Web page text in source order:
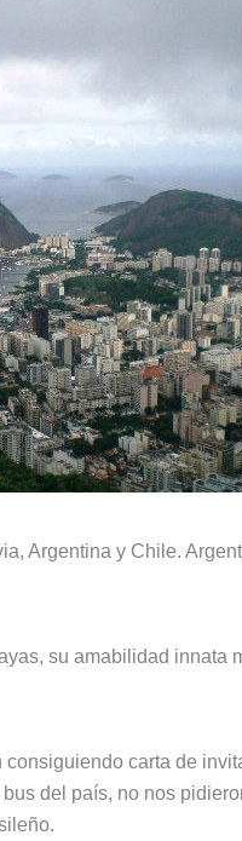
Argentina y Chile.
su amabilidad innata
carta de
del país, no nos